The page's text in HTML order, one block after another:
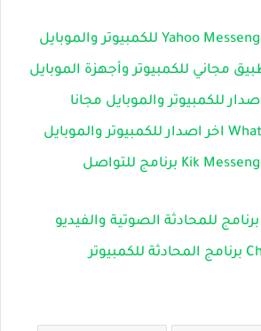
كيك ماسنجر Kik Messenger برنامج للتواصل
شات اون ChatOn برنامج المحادثة للكمبيوتر